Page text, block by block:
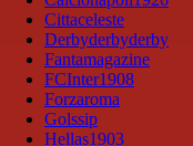
Cittaceleste
Derbyderbyderby
Fantamagazine
FCInter1908
Forzaroma
Golssip
Hellas1903